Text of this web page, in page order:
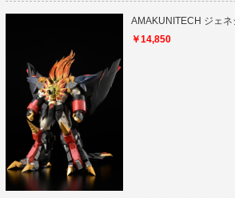
AMAKUNITECH ジェ
￥14,850